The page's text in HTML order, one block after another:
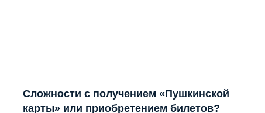
Сложности с получением «Пушкинской
карты» или приобретением билетов?